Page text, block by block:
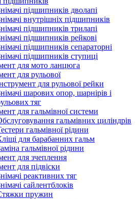
підшипників дволапі
внутрішніх підшипників
підшипників трилапі
підшипників рейкові
підшипників сепараторні
підшипників ступиці
для мото ланцюга
для рульової
для рульової рейки
шарових опор, шарнірів і
тяг
для гальмівної системи
гальмівних циліндрів
гальмівної рідини
для барабанних гальм
гальмівної рідини
для зчеплення
для підвіски
реактивних тяг
сайлентблоків
пружин